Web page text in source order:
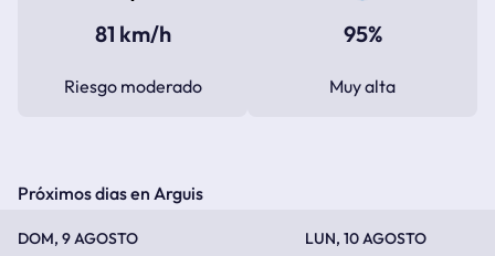
81 km/h
Riesgo moderado
95%
Muy alta
Próximos dias en Arguis
DOM, 9 AGOSTO LUN, 10 AGOSTO